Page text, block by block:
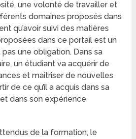
une volonté de travailler et
domaines proposés dans
qu’avoir suivi des matières
dans ce portail est un
pas une obligation. Dans sa
un étudiant va acquérir de
et maîtriser de nouvelles
de ce qu’il a acquis dans sa
dans son expérience
de la formation, le